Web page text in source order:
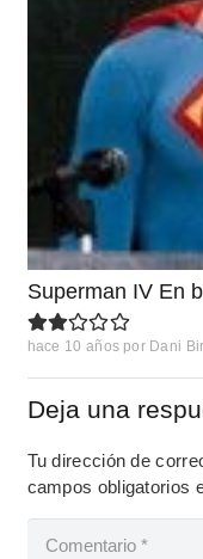
Superman IV En
hace 10 años por Dani
Deja una
Tu dirección de
campos obligatorios